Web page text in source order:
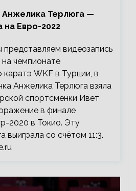
Терлюга —
на Евро-2022
представляем видеозапись
чемпионате
WKF в Турции, в
Анжелика Терлюга взяла
спортсменки Ивет
в финале
2020 в Токио. Эту
выиграла со счётом 11:3.